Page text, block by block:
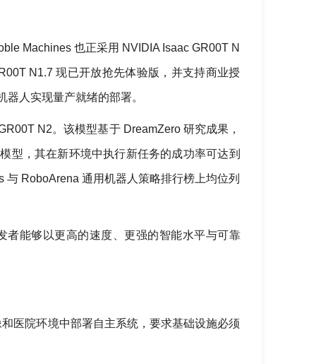
Machines 也正采用 NVIDIA Isaac GR00T N
N1.7 现已开放抢先体验版，并支持商业授
人实现量产就绪的部署。
N2。该模型基于 DreamZero 研究成果，
型，其在新环境中执行新任务的成功率可达到
RoboArena 通用机器人策略排行榜上均位列
能够以更高的速度、更强的智能水平与可靠
医院环境中部署自主系统，要求基础设施必须